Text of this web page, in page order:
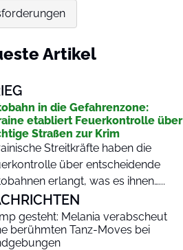
Artikel
in die Gefahrenzone:
etabliert Feuerkontrolle über
Straßen zur Krim
Streitkräfte haben die
über entscheidende
erlangt, was es ihnen…...
gesteht: Melania verabscheut
berühmten Tanz-Moves bei